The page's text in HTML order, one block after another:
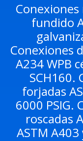
fundido
Conexiones
A234 WPB
SCH160.
forjadas
6000 PSIG.
roscadas
ASTM